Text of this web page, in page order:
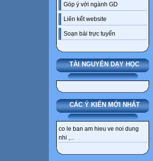
Góp ý với ngành GD
Liên kết website
Soạn bài trực tuyến
TÀI NGUYÊN DẠY HỌC
CÁC Ý KIẾN MỚI NHẤT
co le ban am hieu ve noi dung
nhi ,...